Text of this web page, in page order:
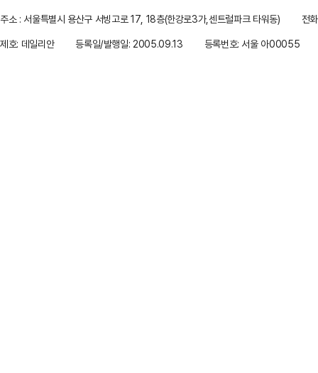
주소 : 서울특별시 용산구 서빙고로 17, 18층(한강로3가,센트럴파크 타워동)
전
제호: 데일리안
등록일/발행일: 2005.09.13 등록번호: 서울 아00055